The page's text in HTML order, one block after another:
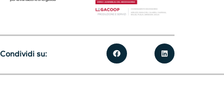
Condividi su: